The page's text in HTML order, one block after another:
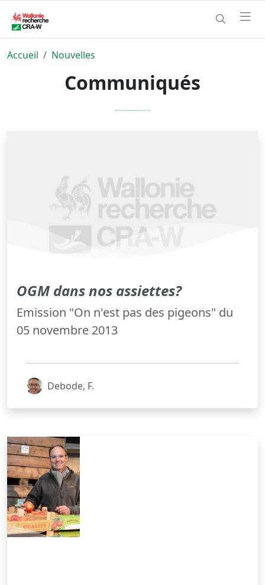
Accueil Nouvelles
Communiqués
OGM dans nos assiettes?
Emission "On n'est pas des pigeons" du
05 novembre 2013
Debode, F.